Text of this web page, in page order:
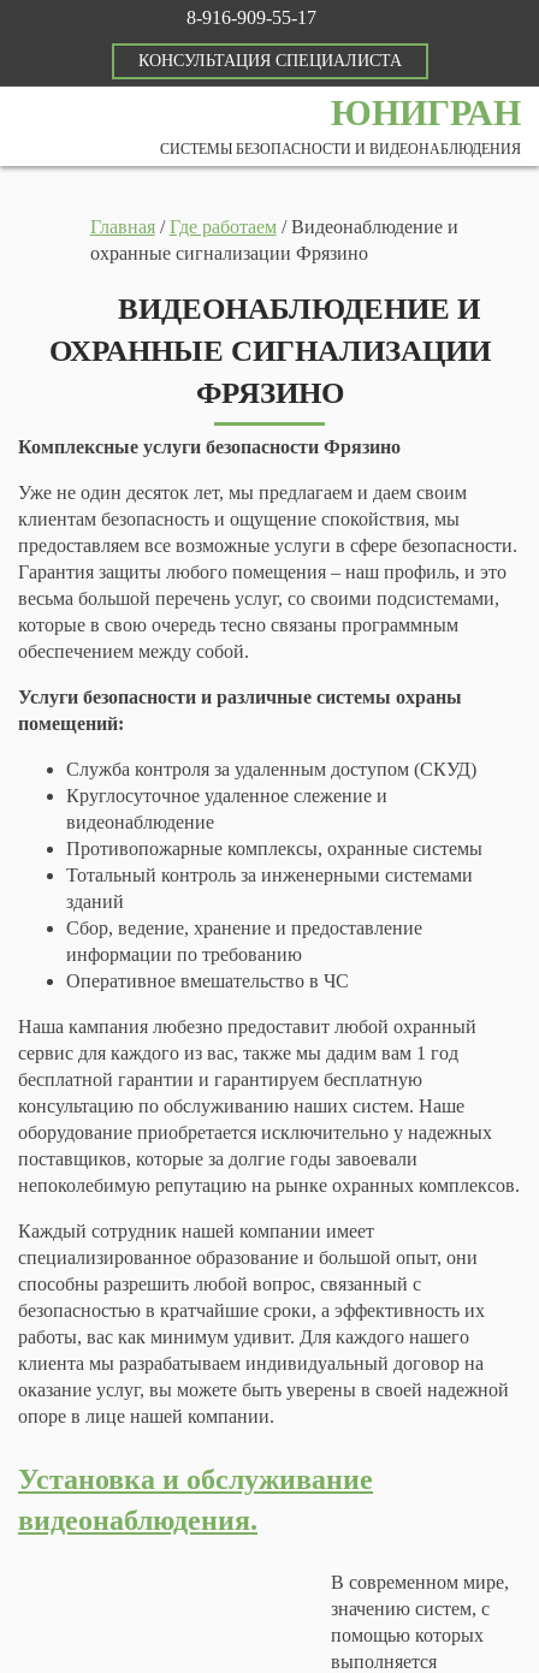
8-916-909-55-17
КОНСУЛЬТАЦИЯ СПЕЦИАЛИСТА
ЮНИГРАН
СИСТЕМЫ БЕЗОПАСНОСТИ И ВИДЕОНАБЛЮДЕНИЯ
Главная /Где работаем /Видеонаблюдение и
охранные сигнализации Фрязино
ВИДЕОНАБЛЮДЕНИЕ И
ОХРАННЫЕ СИГНАЛИЗАЦИИ
ФРЯЗИНО
Комплексные услуги безопасности Фрязино
Уже не один десяток лет, мы предлагаем и даем своим
клиентам безопасность и ощущение спокойствия, мы
предоставляем все возможные услуги в сфере безопасности.
Гарантия защиты любого помещения – наш профиль, и это
весьма большой перечень услуг, со своими подсистемами,
которые в свою очередь тесно связаны программным
обеспечением между собой.
Услуги безопасности и различные системы охраны
помещений:
Служба контроля за удаленным доступом (СКУД)
Круглосуточное удаленное слежение и
видеонаблюдение
Противопожарные комплексы, охранные системы
Тотальный контроль за инженерными системами
зданий
Сбор, ведение, хранение и предоставление
информации по требованию
Оперативное вмешательство в ЧС
Наша кампания любезно предоставит любой охранный
сервис для каждого из вас, также мы дадим вам 1 год
бесплатной гарантии и гарантируем бесплатную
консультацию по обслуживанию наших систем. Наше
оборудование приобретается исключительно у надежных
поставщиков, которые за долгие годы завоевали
непоколебимую репутацию на рынке охранных комплексов.
Каждый сотрудник нашей компании имеет
специализированное образование и большой опыт, они
способны разрешить любой вопрос, связанный с
безопасностью в кратчайшие сроки, а эффективность их
работы, вас как минимум удивит. Для каждого нашего
клиента мы разрабатываем индивидуальный договор на
оказание услуг, вы можете быть уверены в своей надежной
опоре в лице нашей компании.
Установка и обслуживание
видеонаблюдения.
В современном мире,
значению систем, с
помощью которых
выполняется